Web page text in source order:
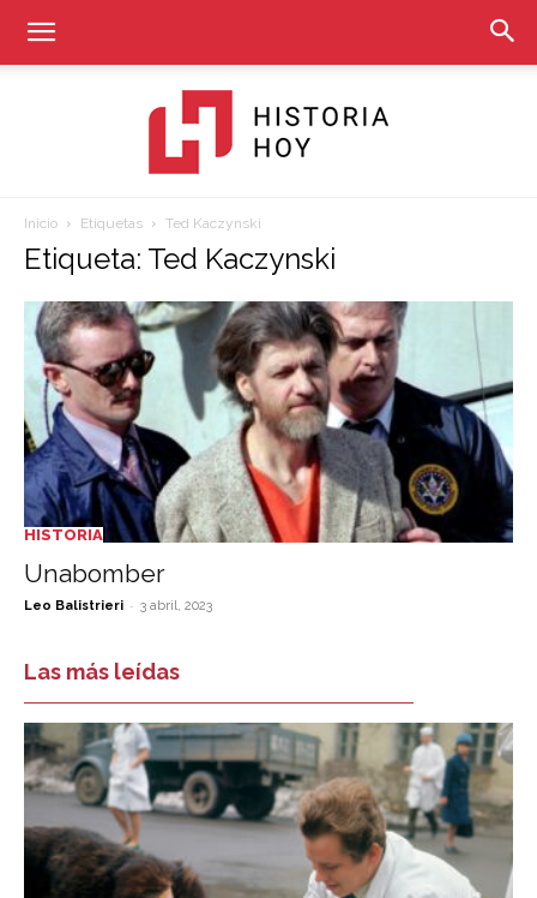
Hoy
Inicio Etiquetas Ted Kaczynski
Etiqueta: Ted Kaczynski
HISTORIA
Unabomber
Leo Balistrieri - 3 abril, 2023
Las más leídas